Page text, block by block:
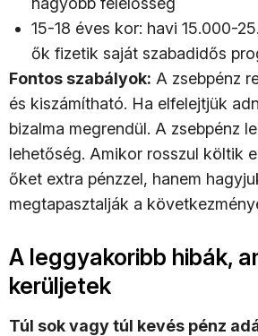
15-18 éves kor: havi 15.000-
ők fizetik saját szabadidős
Fontos szabályok: A zsebpénz
és kiszámítható. Ha elfelejtjük
bizalma megrendül. A zsebpénz
lehetőség. Amikor rosszul költik
őket extra pénzzel, hanem
megtapasztalják a
A leggyakoribb hibák,
kerüljetek
Túl sok vagy túl kevés pénz